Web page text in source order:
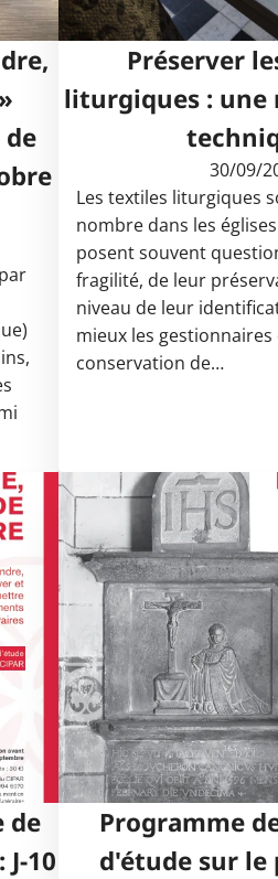
Préserver
liturgiques : une
30/09/
Les textiles liturgiques
nombre dans les
posent souvent
fragilité, de leur
niveau de leur
mieux les gestionnaires
conservation de…
de
10
Programme
d'étude sur